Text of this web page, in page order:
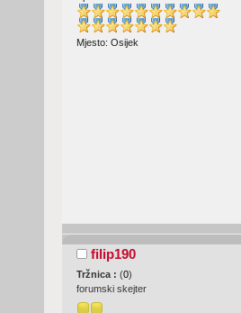
Mjesto: Osijek
filip190
Tržnica : (0)
forumski skejter